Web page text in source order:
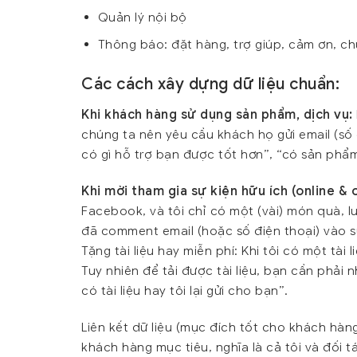
Quản lý nội bộ
Thông báo: đặt hàng, trợ giúp, cảm ơn,
Các cách xây dựng dữ liệu chuẩn:
Khi khách hàng sử dụng sản phẩm, dịch vụ:
chúng ta nên yêu cầu khách họ gửi email
có gì hỗ trợ bạn được tốt hơn”, “có sản
Khi mời tham gia sự kiện hữu ích (online &
Facebook, và tôi chỉ có một (vài) món quà,
đã comment email (hoặc số điện thoại) vào
Tặng tài liệu hay miễn phí: Khi tôi có một tài
Tuy nhiên để tải được tài liệu, bạn cần phải
có tài liệu hay tôi lại gửi cho bạn”.
Liên kết dữ liệu (mục đích tốt cho khách
khách hàng mục tiêu, nghĩa là cả tôi và đối